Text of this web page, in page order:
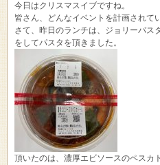
今日はクリスマスイブですね。
皆さん、どんなイベントを計画されて
さて、昨日のランチは、ジョリーパス
をしてパスタを頂きました。
頂いたのは、濃厚エビソースのペスカ